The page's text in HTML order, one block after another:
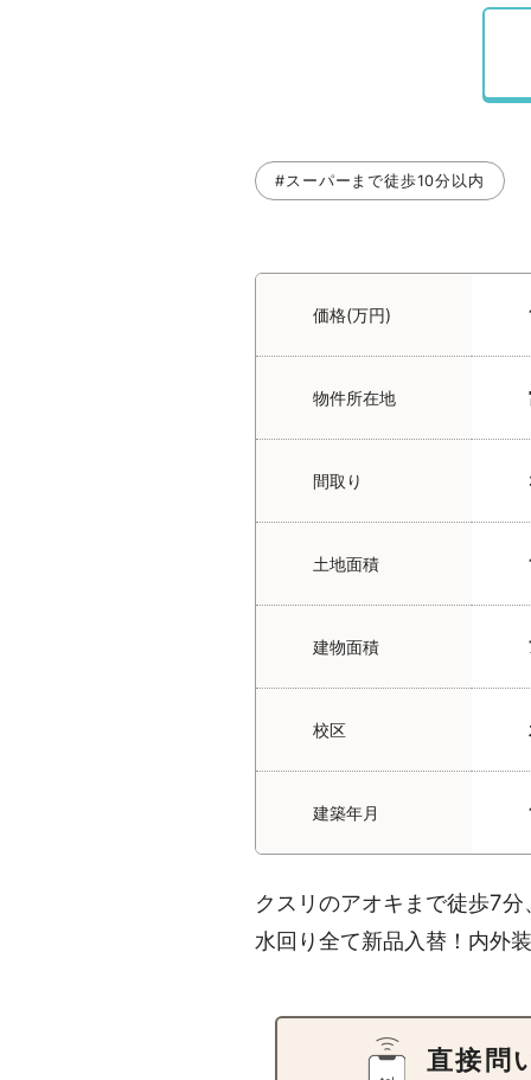
#スーパーまで徒歩10分以内
価格(万円)
物件所在地
間取り
土地面積
建物面積
校区
建築年月
クスリのアオキまで徒歩7
水回り全て新品入替！内外
直接問